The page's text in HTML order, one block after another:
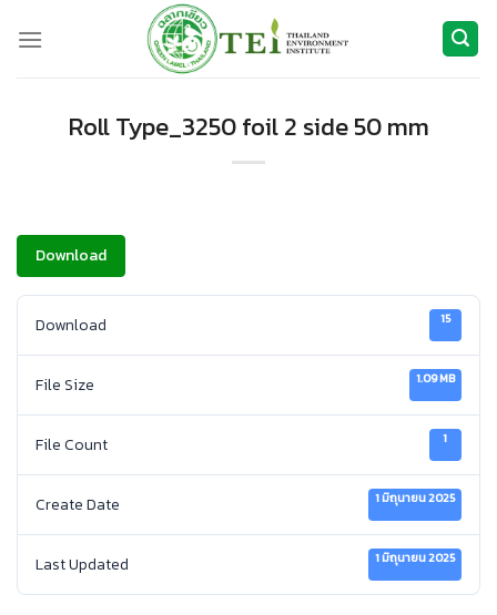
Roll Type_3250 foil 2 side 50 mm
Download
Download 15
File Size 1.09 MB
File Count 1
Create Date 1 มิถุนายน 2025
Last Updated 1 มิถุนายน 2025